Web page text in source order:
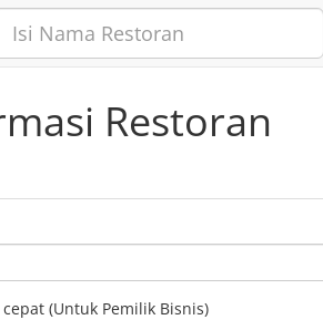
Restoran
(Untuk Pemilik Bisnis)